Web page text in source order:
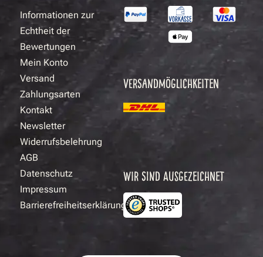
Informationen zur
Echtheit der
Bewertungen
Mein Konto
Versand
Zahlungsarten
Kontakt
Newsletter
Widerrufsbelehrung
AGB
Datenschutz
Impressum
Barrierefreiheitserklärung
VERSANDMÖGLICHKEITEN
WIR SIND AUSGEZEICHNET